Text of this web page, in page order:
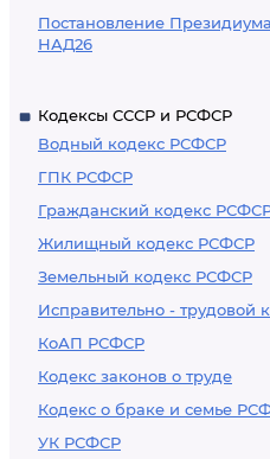
Постановление
НАД26
Кодексы СССР и РСФСР
Водный кодекс РСФСР
ГПК РСФСР
Гражданский кодекс
Жилищный кодекс РСФСР
Земельный кодекс РСФСР
Исправительно - трудовой
КоАП РСФСР
Кодекс законов о труде
Кодекс о браке и семье
УК РСФСР